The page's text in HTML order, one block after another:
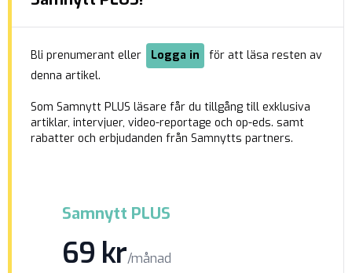
ansiktet. Utöver bortförandet och misshandeln
[…]
Bli prenumerant eller Logga in
för att läsa resten av
denna artikel.
Som Samnytt PLUS läsare får du tillgång till exklusiva
artiklar, intervjuer, video-reportage och op-eds. samt
rabatter och erbjudanden från Samnytts partners.
Samnytt PLUS
69 kr/månad